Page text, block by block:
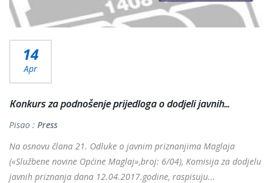
14
Apr
Konkurs za podnošenje prijedloga o dodjeli javnih...
Pisao : Press
Na osnovu člana 21. Odluke o javnim priznanjima Maglaja
(«Službene novine Općine Maglaj»,broj: 6/04), Komisija za dodjelu
javnih priznanja dana 12.04.2017.godine, raspisuju...